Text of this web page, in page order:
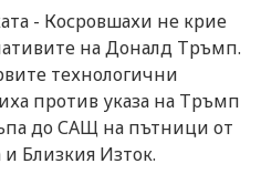
- Косровшахи не крие
на Доналд Тръмп.
технологични
против указа на Тръмп
до САЩ на пътници от
Близкия Изток.